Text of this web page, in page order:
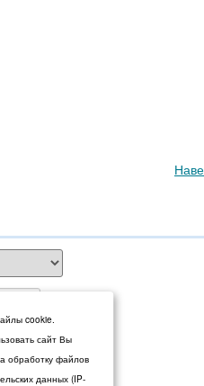
cookie.
сайт Вы
обработку файлов
данных (IP-